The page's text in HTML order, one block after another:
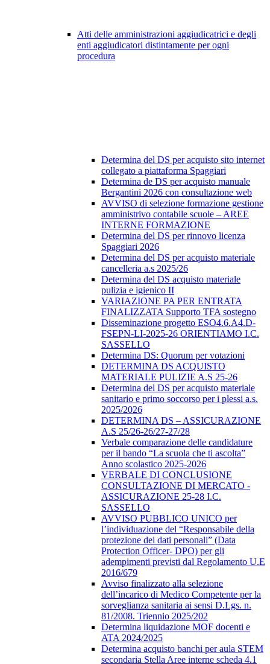
Atti delle amministrazioni aggiudicatrici e degli
enti aggiudicatori distintamente per ogni
procedura
Determina del DS per acquisto sito internet
collegato a piattaforma Spaggiari
Determina de DS per acquisto manuale
Bergantini 2026 con consultazione web
AVVISO di selezione formazione gestione
amministrivo contabile scuole – AREE
INTERNE FORMAZIONE
Determina del DS per rinnovo licenza
Spaggiari 2026
Determina del DS per acquisto materiale
cancelleria a.s 2025/26
Determina del DS acquisto materiale
pulizia e igienico II
VARIAZIONE PA PER ENTRATA
FINALIZZATA Supporto TFA sostegno
Disseminazione progetto ESO4.6.A4.D-
FSEPN-LI-2025-26 ORIENTIAMO I.C.
SASSELLO
Determina DS: Quorum per votazioni
DETERMINA DS ACQUISTO
MATERIALE PULIZIE A.S 25-26
Determina del DS per acquisto materiale
sanitario e primo soccorso per i plessi a.s.
2025/2026
DETERMINA DS – ASSICURAZIONE
A.S 25/26-26/27-27/28
Verbale comparazione delle candidature
per il bando “La scuola che ti ascolta”
Anno scolastico 2025-2026
VERBALE DI CONCLUSIONE
CONSULTAZIONE DI MERCATO -
ASSICURAZIONE 25-28 I.C.
SASSELLO
AVVISO PUBBLICO UNICO per
l’individuazione del “Responsabile della
protezione dei dati personali” (Data
Protection Officer- DPO) per gli
adempimenti previsti dal Regolamento U.E
2016/679
Avviso finalizzato alla selezione
dell’incarico di Medico Competente per la
sorveglianza sanitaria ai sensi D.Lgs. n.
81/2008. Triennio 2025/202
Determina liquidazione MOF docenti e
ATA 2024/2025
Determina acquisto banchi per aula STEM
secondaria Stella Aree interne scheda 4.1